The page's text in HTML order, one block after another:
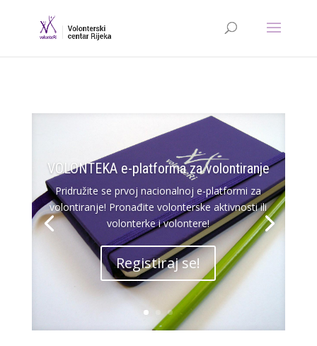
VOLONTEKA e-platforma za volontiranje
Pridružite se prvoj nacionalnoj e-platformi za
volontiranje! Pronađite volonterske aktivnosti ili
volonterke i volontere!
Registiraj se!